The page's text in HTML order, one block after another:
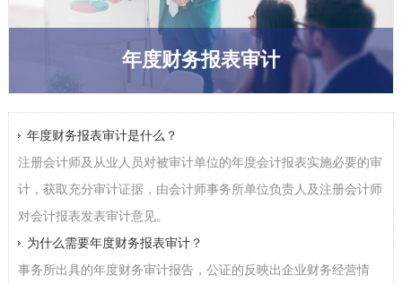
年度财务报表审计
年度财务报表审计是什么？
注册会计师及从业人员对被审计单位的年度会计报表实施必要的审
计，获取充分审计证据，由会计师事务所单位负责人及注册会计师
对会计报表发表审计意见。
为什么需要年度财务报表审计？
事务所出具的年度财务审计报告，公证的反映出企业财务经营情